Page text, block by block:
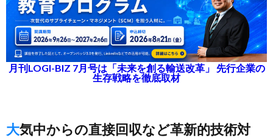
月刊LOGI-BIZ 7月号は「未来を創る輸送改革」 先行企業の
生存戦略を徹底取材
大気中からの直接回収など革新的技術対